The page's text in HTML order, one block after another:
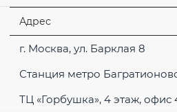
Адрес
г. Москва, ул. Барклая 8
Станция метро
ТЦ «Горбушка», 4 этаж, офис